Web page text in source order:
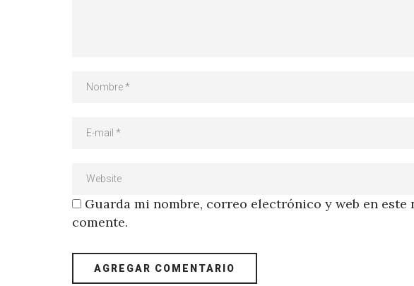
Guarda mi nombre, correo electrónico y web en este
comente.